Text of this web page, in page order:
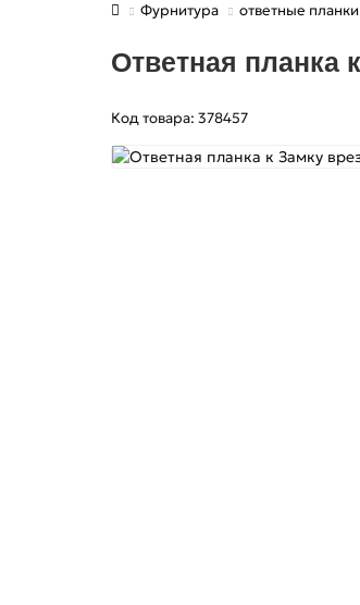
Фурнитура ответные планки
Ответная планка
Код товара: 378457